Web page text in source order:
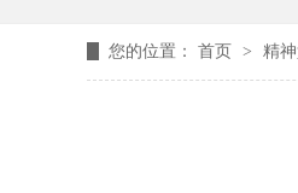
您的位置： 首页 > 精